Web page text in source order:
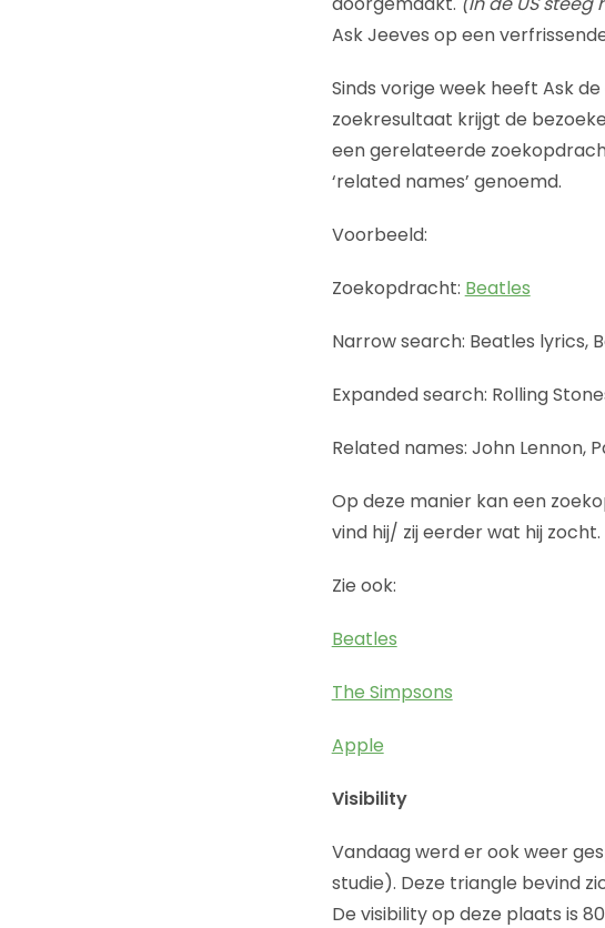
Ask Jeeves op een
Sinds vorige week heeft Ask
zoekresultaat krijgt de
een gerelateerde
‘related names’ genoemd.
Voorbeeld:
Zoekopdracht: Beatles
Narrow search: Beatles lyrics,
Expanded search: Rolling
Related names: John Lennon,
Op deze manier kan een
vind hij/ zij eerder wat hij zocht.
Zie ook:
Beatles
The Simpsons
Apple
Visibility
Vandaag werd er ook weer
studie). Deze triangle bevind
De visibility op deze plaats is